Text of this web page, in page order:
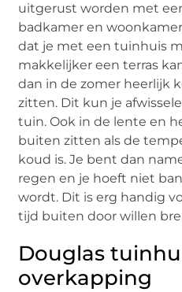
uitgerust worden met
badkamer en
dat je met een tuinhuis
makkelijker een terras
dan in de zomer heerlijk
zitten. Dit kun je
tuin. Ook in de lente en
buiten zitten als de
koud is. Je bent dan
regen en je hoeft niet
wordt. Dit is erg handig
tijd buiten door willen
Douglas
overkapping